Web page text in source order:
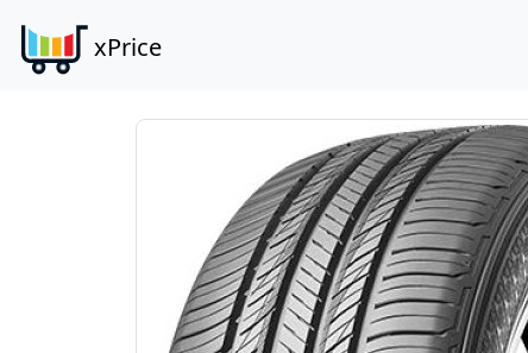
xPrice